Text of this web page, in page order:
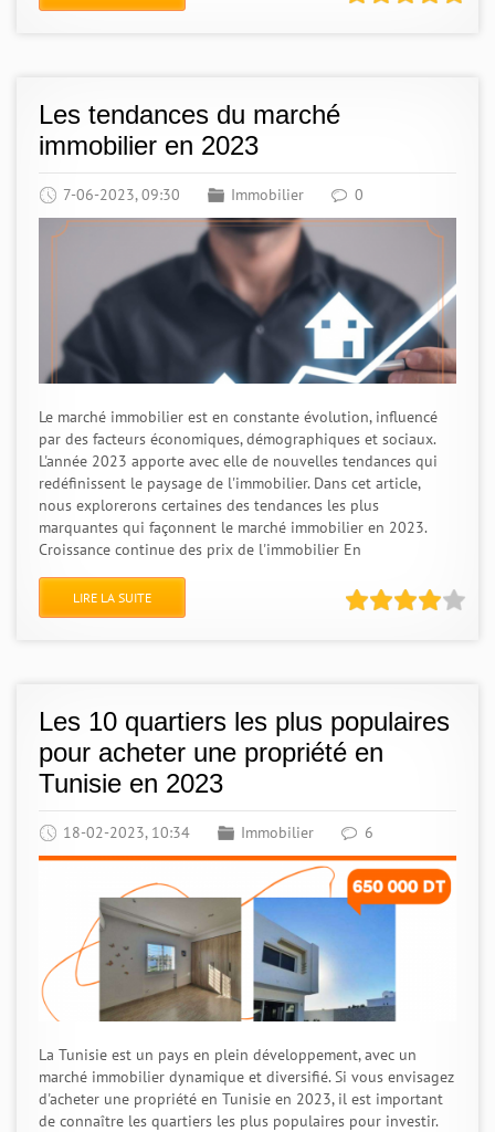
Les tendances du marché
immobilier en 2023
7-06-2023, 09:30 Immobilier 0
Le marché immobilier est en constante évolution, influencé
par des facteurs économiques, démographiques et sociaux.
L'année 2023 apporte avec elle de nouvelles tendances qui
redéfinissent le paysage de l'immobilier. Dans cet article,
nous explorerons certaines des tendances les plus
marquantes qui façonnent le marché immobilier en 2023.
Croissance continue des prix de l'immobilier En
LIRE LA SUITE
Les 10 quartiers les plus populaires
pour acheter une propriété en
Tunisie en 2023
18-02-2023, 10:34 Immobilier 6
La Tunisie est un pays en plein développement, avec un
marché immobilier dynamique et diversifié. Si vous envisagez
d'acheter une propriété en Tunisie en 2023, il est important
de connaître les quartiers les plus populaires pour investir.